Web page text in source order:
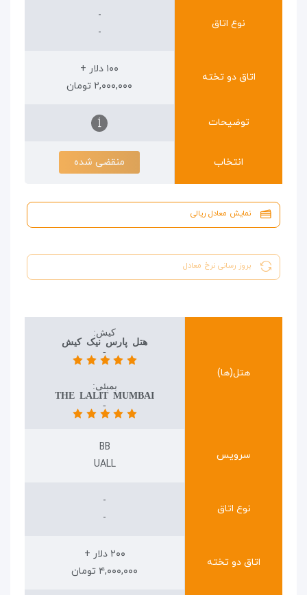
نوع اتاق
-
-
اتاق دو تخته
۱۰۰ دلار +
۲,۰۰۰,۰۰۰ تومان
توضیحات
انتخاب منقضی شده
نمایش معادل ریالی
بروز رسانی نرخ معادل
هتل(ها)
کیش:
هتل پارس نیک کیش
-
بمبئی:
THE LALIT MUMBAI
-
سرویس
BB
UALL
نوع اتاق
-
-
اتاق دو تخته
۲۰۰ دلار +
۴,۰۰۰,۰۰۰ تومان